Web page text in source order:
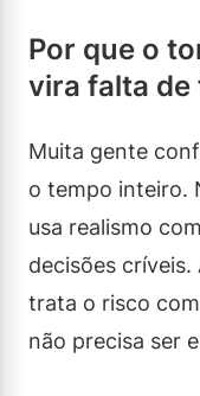
Por que o
vira falta de
Muita gente
o tempo inteiro.
usa realismo
decisões
trata o risco
não precisa ser